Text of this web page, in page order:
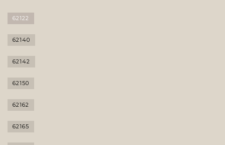
62122
62140
62142
62150
62162
62165